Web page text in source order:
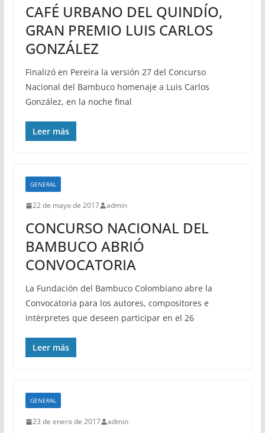
CAFÉ URBANO DEL QUINDÍO,
GRAN PREMIO LUIS CARLOS
GONZÁLEZ
Finalizó en Pereira la versión 27 del Concurso
Nacional del Bambuco homenaje a Luis Carlos
González, en la noche final
Leer más
GENERAL
22 de mayo de 2017 admin
CONCURSO NACIONAL DEL
BAMBUCO ABRIÓ
CONVOCATORIA
La Fundación del Bambuco Colombiano abre la
Convocatoria para los autores, compositores e
intèrpretes que deseen participar en el 26
Leer más
GENERAL
23 de enero de 2017 admin